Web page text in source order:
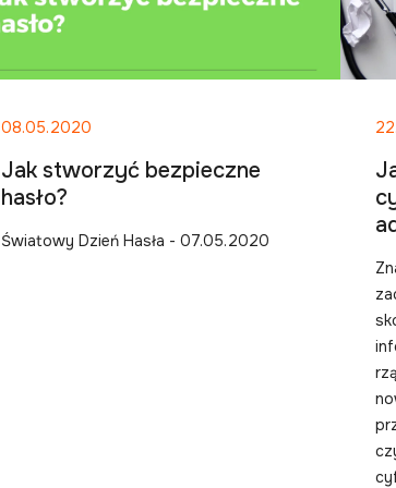
08.05.2020
Jak stworzyć bezpieczne
hasło?
Światowy Dzień Hasła - 07.05.2020